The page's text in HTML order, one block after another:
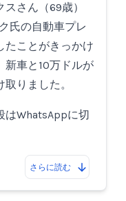
さん（69歳）
氏の自動車プレ
たことがきっかけ
新車と10万ドルが
りました。
はWhatsAppに切
さらに読む